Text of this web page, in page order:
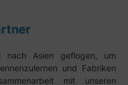
Asien geflogen, um
und Fabriken
mit unseren